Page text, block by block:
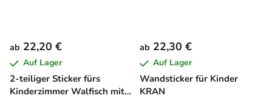
2-teiliger Sticker fürs
Kinderzimmer Walfisch mit
ab 22,20 €
Auf Lager
Wandsticker für Kinder
KRAN
ab 22,30 €
Auf Lager